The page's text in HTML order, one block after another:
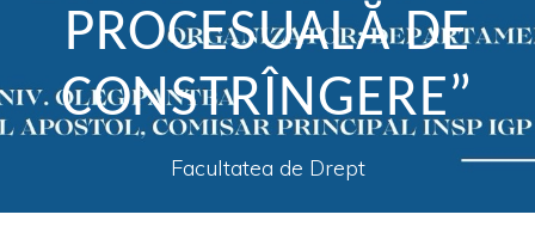
PROCESUALĂ DE
CONSTRÎNGEREˮ
Facultatea de Drept